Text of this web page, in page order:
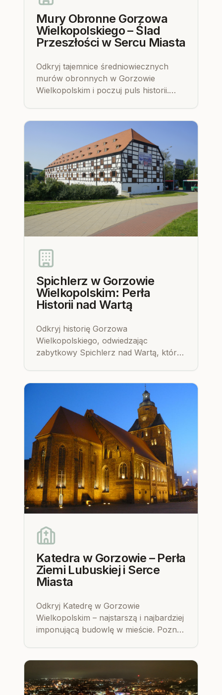
Mury Obronne Gorzowa
Wielkopolskiego – Ślad
Przeszłości w Sercu Miasta
Odkryj tajemnice średniowiecznych
murów obronnych w Gorzowie
Wielkopolskim i poczuj puls historii.
Spichlerz w Gorzowie
Wielkopolskim: Perła
Historii nad Wartą
Odkryj historię Gorzowa
Wielkopolskiego, odwiedzając
zabytkowy Spichlerz nad Wartą, który
Katedra w Gorzowie – Perła
Ziemi Lubuskiej i Serce
Miasta
Odkryj Katedrę w Gorzowie
Wielkopolskim – najstarszą i najbardziej
imponującą budowlę w mieście. Poznaj